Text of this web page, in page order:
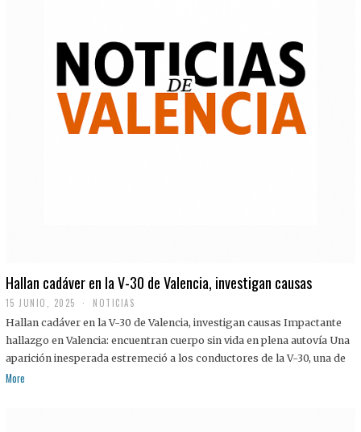
Hallan cadáver en la V-30 de Valencia, investigan causas
15 JUNIO, 2025 NOTICIAS
Hallan cadáver en la V-30 de Valencia, investigan causas Impactante
hallazgo en Valencia: encuentran cuerpo sin vida en plena autovía Una
aparición inesperada estremeció a los conductores de la V-30, una de
More